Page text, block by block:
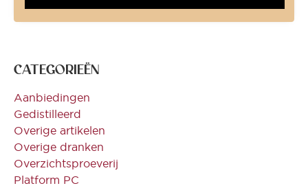
CATEGORIEËN
Aanbiedingen
Gedistilleerd
Overige artikelen
Overige dranken
Overzichtsproeverij
Platform PC